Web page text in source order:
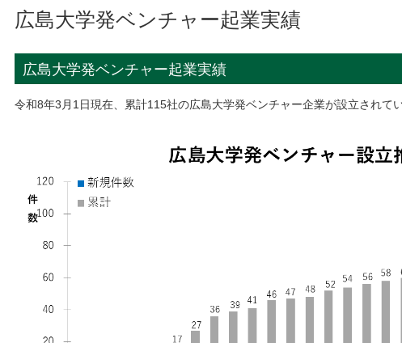
広島大学発ベンチャー起業実績
広島大学発ベンチャー起業実績
令和8年3月1日現在、累計115社の広島大学発ベンチャー企業が設立されてい